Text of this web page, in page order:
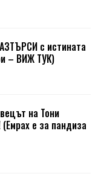
с истината
– ВИЖ ТУК)
на Тони
е за пандиза